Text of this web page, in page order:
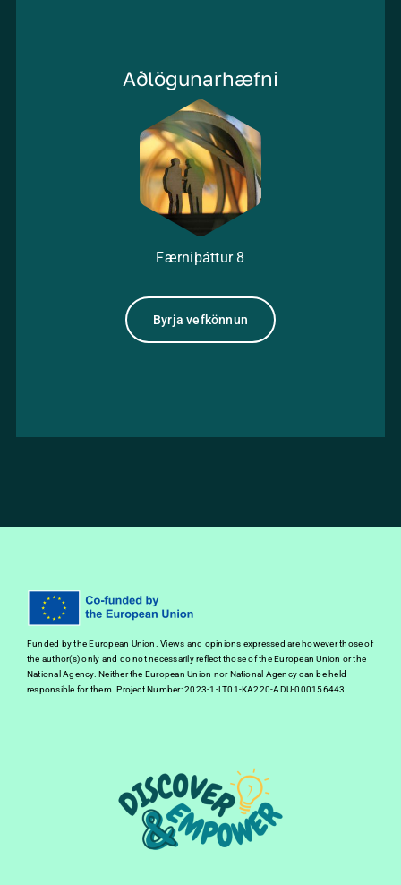
Aðlögunarhæfni
Færniþáttur8
Byrja vefkönnun
Funded by the European Union. Views and opinions expressed are however those of
the author(s) only and do not necessarily reflect those of the European Union or the
National Agency. Neither the European Union nor National Agency can be held
responsible for them. Project Number: 2023-1-LT01-KA220-ADU-000156443